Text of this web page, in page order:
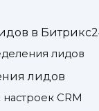
в
лидов
лидов
CRM